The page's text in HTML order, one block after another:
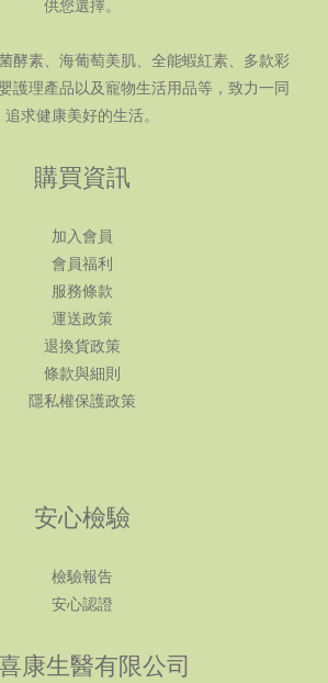
供您選擇。
酵素、海葡萄美肌、全能蝦紅素、多款彩
護理產品以及寵物生活用品等，致力一同
追求健康美好的生活。
購買資訊
加入會員
會員福利
服務條款
運送政策
退換貨政策
條款與細則
隱私權保護政策
安心檢驗
檢驗報告
安心認證
康生醫有限公司